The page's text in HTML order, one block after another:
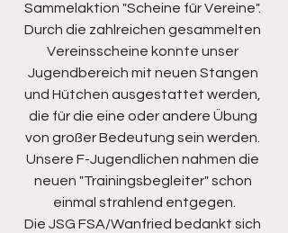
Sammelaktion "Scheine für Vereine".
Durch die zahlreichen gesammelten
Vereinsscheine konnte unser
Jugendbereich mit neuen Stangen
und Hütchen ausgestattet werden,
die für die eine oder andere Übung
von großer Bedeutung sein werden.
Unsere F-Jugendlichen nahmen die
neuen "Trainingsbegleiter" schon
einmal strahlend entgegen.
Die JSG FSA/Wanfried bedankt sich